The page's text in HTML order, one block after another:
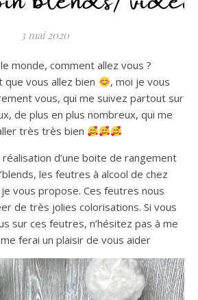
3 mai 2020
monde, comment allez vous ?
que vous allez bien
, moi je vous
vous, qui me suivez partout sur
de plus en plus nombreux, qui me
très très bien
réalisation d’une boite de rangement
les feutres à alcool de chez
je vous propose. Ces feutres nous
de très jolies colorisations. Si vous
sur ces feutres, n’hésitez pas à me
ferai un plaisir de vous aider